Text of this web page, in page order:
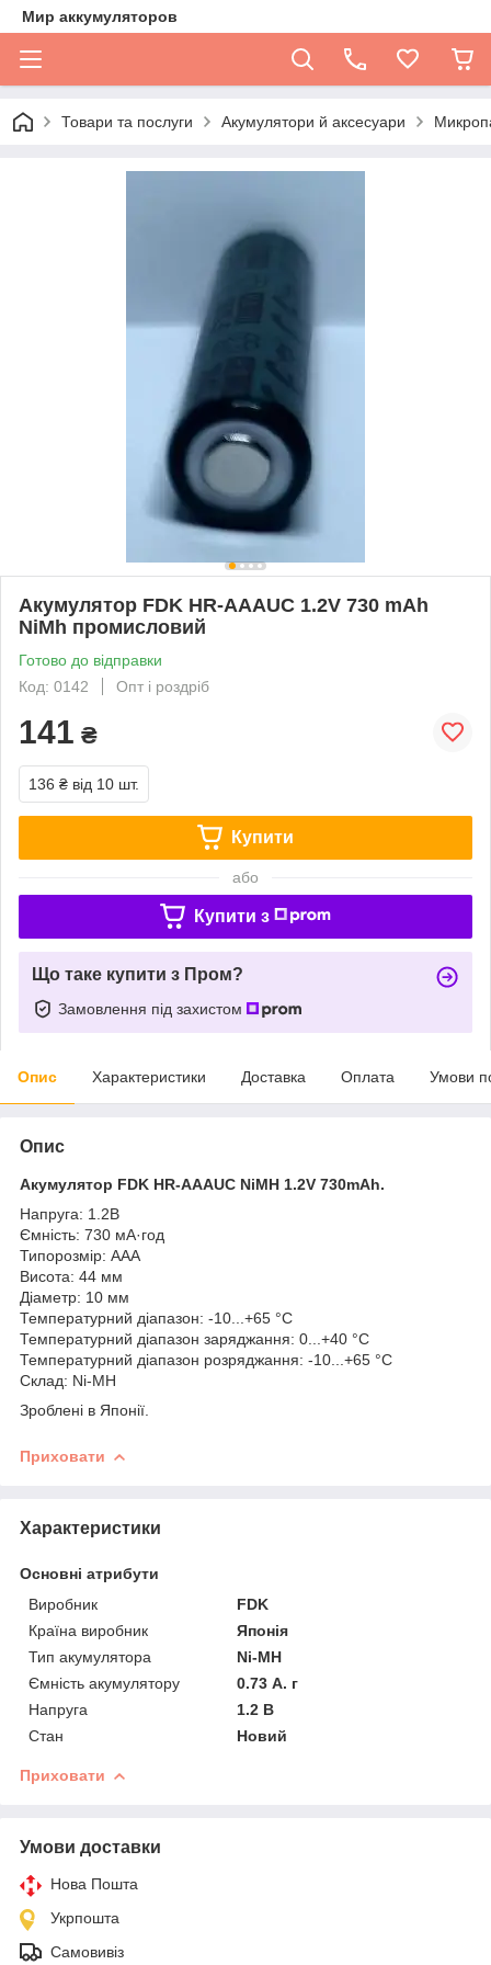
Мир аккумуляторов
Товари та послуги Акумулятори й аксесуари
Акумулятор FDK HR-AAAUC 1.2V 730 mAh
NiMh промисловий
Готово до відправки
Код: 0142
Опт і роздріб
141 ₴
136 ₴ від 10 шт.
Купити
або
Купити з
Що таке купити з Пром?
Замовлення під захистом
Опис Характеристики Доставка Оплата Умови
Опис
Акумулятор FDK HR-AAAUC NiMH 1.2V 730mAh.
Напруга: 1.2В
Ємність: 730 мА·год
Типорозмір: ААА
Висота: 44 мм
Діаметр: 10 мм
Температурний діапазон: -10...+65 °C
Температурний діапазон заряджання: 0...+40 °C
Температурний діапазон розряджання: -10...+65 °C
Склад: Ni-MH
Зроблені в Японії.
Приховати
Характеристики
Основні атрибути
Виробник
FDK
Країна виробник
Японія
Тип акумулятора
Ni-MH
Ємність акумулятору
0.73 А. г
Напруга
1.2 В
Стан
Новий
Приховати
Умови доставки
Нова Пошта
Укрпошта
Самовивіз